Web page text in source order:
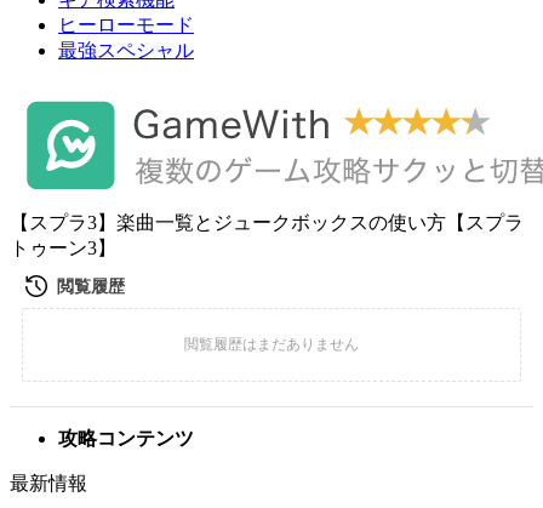
ヒーローモード
最強スペシャル
【スプラ3】楽曲一覧とジュークボックスの使い方【スプラ
トゥーン3】
攻略コンテンツ
最新情報